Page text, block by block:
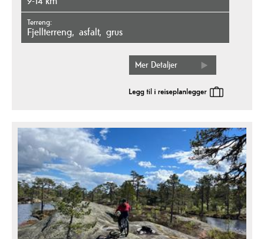
Terreng
fjellterreng asfalt grus
Mer Detaljer